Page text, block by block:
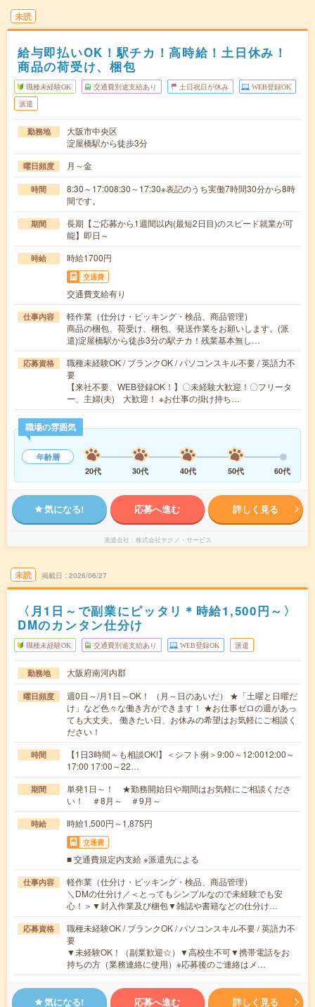
未読
給与即払いOK！駅チカ！高時給！土日休み！
商品の荷受け、梱包
職種未経験OK 交通費別途支給あり 土日祝日が休み WEB登録OK
派遣
勤務地
大阪市中央区
淀屋橋駅から徒歩3分
曜日頻度 月～金
時間
8:30～17:008:30～17:30※表記のうち実働7時間30分から8時
間です。
期間
長期【ご応募から1週間以内(最短2日目)のスピード就業が可
能】即日～
時給 時給1700円
交通費
交通費支給有り
仕事内容
軽作業（仕分け・ピッキング・検品、商品管理）
商品の梱包、荷受け、梱包、発送作業をお願いします。(派
遣)淀屋橋駅から徒歩3分の駅チカ！残業基本無し…
応募資格
職種未経験OK / ブランクOK / パソコンスキル不要 / 英語力不
要
【来社不要、WEB登録OK！】〇未経験大歓迎！〇フリータ
ー、主婦(夫) 大歓迎！ ※お仕事の掛け持ち…
職場の雰囲気
年齢層
20代
30代 40代 50代 60代
気になる! 応募へ進む 詳しく見る
派遣会社 株式会社テクノ・サービス
未読 掲載日 2026/06/27
〈月1日～で副業にピッタリ＊時給1,500円～〉
DMのカンタン仕分け
職種未経験OK 交通費別途支給あり WEB登録OK 派遣
勤務地 大阪府南河内郡
曜日頻度
週0日～/月1日～OK！ （月～日のあいだ） ★「土曜と日曜だ
け」など色々な働き方ができます！ ★お仕事ゼロの週があっ
ても大丈夫。 働きたい日、お休みの希望はお気軽にご相談く
ださい！
時間
【1日3時間～も相談OK!】＜シフト例＞9:00～12:0012:00～
17:00 17:00～22…
期間
単発1日～！ ★勤務開始日や期間はお気軽にご相談くださ
い！ ＃8月～ ＃9月～
時給 時給1,500円～1,875円
交通費
■ 交通費規定内支給 ※派遣先による
仕事内容
軽作業（仕分け・ピッキング・検品、商品管理）
＼DMの仕分け／＜とってもシンプルなので未経験でも安
心！＞▼封入作業及び梱包▼雑誌や書籍などの仕分け…
応募資格
職種未経験OK / ブランクOK / パソコンスキル不要 / 英語力不
要
▼未経験OK！（副業歓迎☆）▼高校生不可▼携帯電話をお
持ちの方（業務連絡に使用）※応募後のご連絡はメ…
気になる! 応募へ進む 詳しく見る